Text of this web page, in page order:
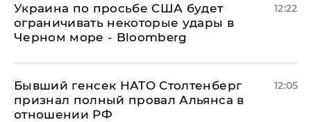
Украина по просьбе США будет
ограничивать некоторые удары в
Черном море - Bloomberg
12:22
Бывший генсек НАТО Столтенберг
признал полный провал Альянса в
отношении РФ
12:05